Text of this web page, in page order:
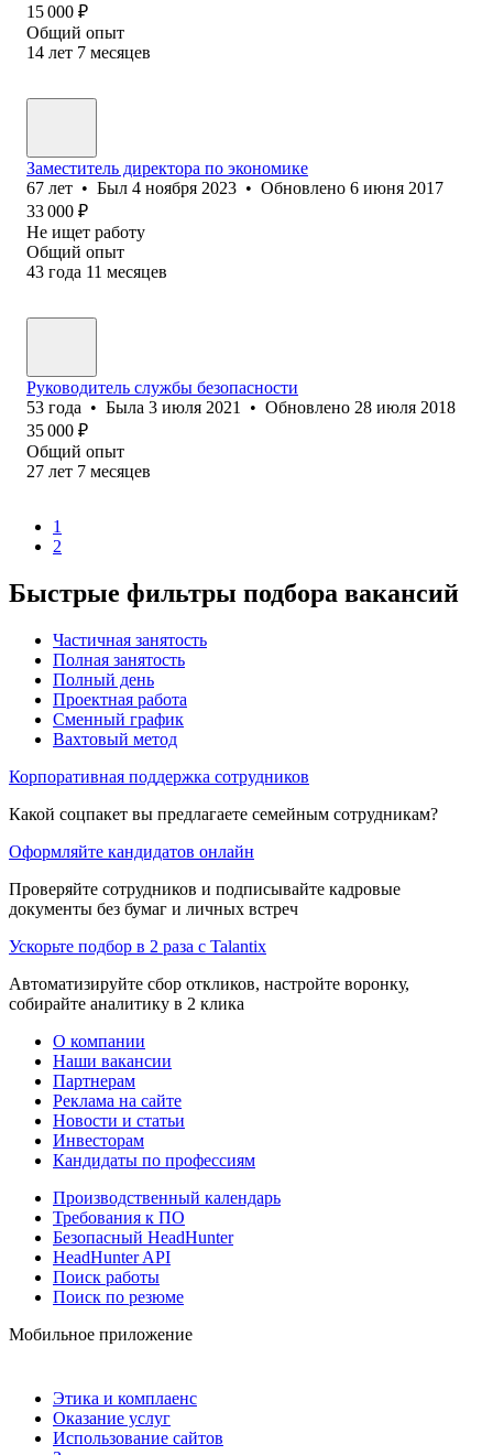
15 000 ₽
Общий опыт
14 лет 7 месяцев
Заместитель директора по экономике
67 лет • Был 4 ноября 2023 • Обновлено 6 июня 2017
33 000 ₽
Не ищет работу
Общий опыт
43 года 11 месяцев
Руководитель службы безопасности
53 года • Была 3 июля 2021 • Обновлено 28 июля 2018
35 000 ₽
Общий опыт
27 лет 7 месяцев
1
2
Быстрые фильтры подбора вакансий
Частичная занятость
Полная занятость
Полный день
Проектная работа
Сменный график
Вахтовый метод
Корпоративная поддержка сотрудников
Какой соцпакет вы предлагаете семейным сотрудникам?
Оформляйте кандидатов онлайн
Проверяйте сотрудников и подписывайте кадровые
документы без бумаг и личных встреч
Ускорьте подбор в 2 раза с Talantix
Автоматизируйте сбор откликов, настройте воронку,
собирайте аналитику в 2 клика
О компании
Наши вакансии
Партнерам
Реклама на сайте
Новости и статьи
Инвесторам
Кандидаты по профессиям
Производственный календарь
Требования к ПО
Безопасный HeadHunter
HeadHunter API
Поиск работы
Поиск по резюме
Мобильное приложение
Этика и комплаенс
Оказание услуг
Использование сайтов